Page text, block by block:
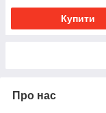
Купити
Про нас